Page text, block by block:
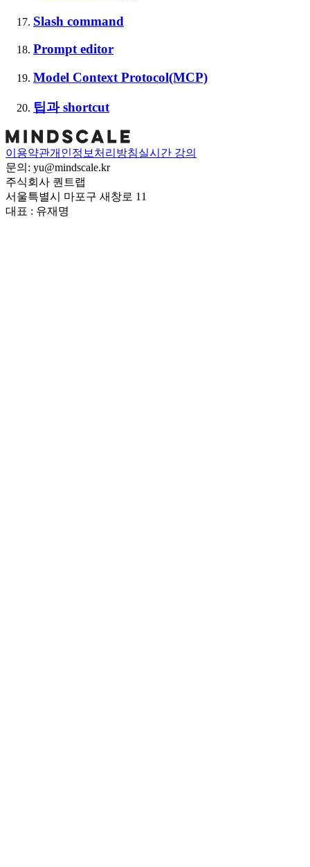
Slash command
Prompt editor
Model Context Protocol(MCP)
팁과 shortcut
이용약관개인정보처리방침실시간 강의
문의: yu@mindscale.kr
주식회사 퀀트랩
서울특별시 마포구 새창로 11
대표 : 유재명